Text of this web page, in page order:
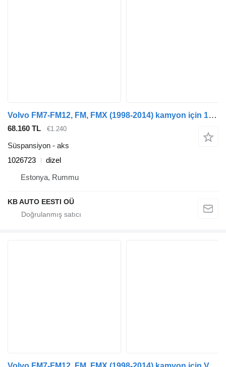
Volvo FM7-FM12, FM, FMX (1998-2014) kamyon için 1026723 aks
68.160 TL €1.240
Süspansiyon - aks
1026723
dizel
Estonya, Rummu
KB AUTO EESTI OÜ